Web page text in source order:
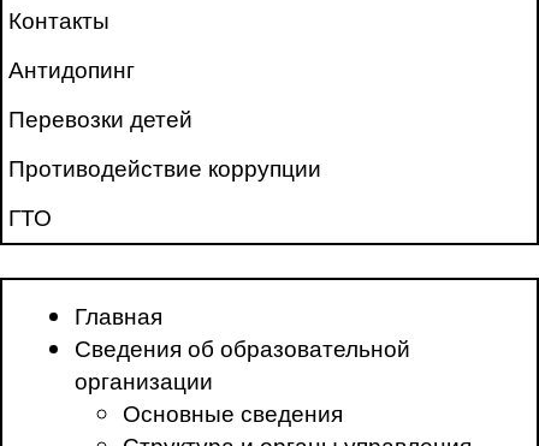
Контакты
Антидопинг
Перевозки детей
Противодействие коррупции
ГТО
Главная
Сведения об образовательной
организации
Основные сведения